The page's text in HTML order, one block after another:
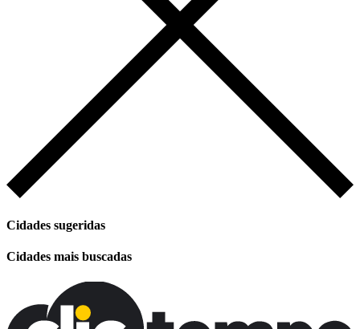
Cidades sugeridas
Cidades mais buscadas